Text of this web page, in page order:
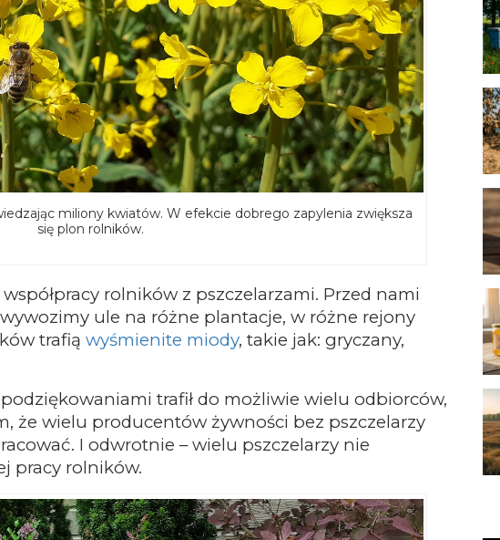
miliony kwiatów. W efekcie dobrego zapylenia zwiększa
się plon rolników.
rolników z pszczelarzami. Przed nami
ule na różne plantacje, w różne rejony
trafią wyśmienite miody, takie jak: gryczany,
trafił do możliwie wielu odbiorców,
że wielu producentów żywności bez pszczelarzy
I odwrotnie – wielu pszczelarzy nie
pracy rolników.